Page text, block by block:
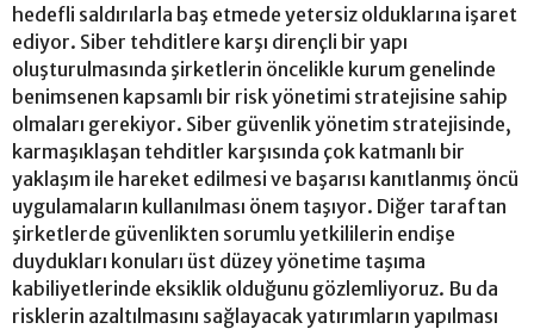
hedefli saldırılarla baş etmede yetersiz olduklarına işaret
ediyor. Siber tehditlere karşı dirençli bir yapı
oluşturulmasında şirketlerin öncelikle kurum genelinde
benimsenen kapsamlı bir risk yönetimi stratejisine sahip
olmaları gerekiyor. Siber güvenlik yönetim stratejisinde,
karmaşıklaşan tehditler karşısında çok katmanlı bir
yaklaşım ile hareket edilmesi ve başarısı kanıtlanmış öncü
uygulamaların kullanılması önem taşıyor. Diğer taraftan
şirketlerde güvenlikten sorumlu yetkililerin endişe
duydukları konuları üst düzey yönetime taşıma
kabiliyetlerinde eksiklik olduğunu gözlemliyoruz. Bu da
risklerin azaltılmasını sağlayacak yatırımların yapılması